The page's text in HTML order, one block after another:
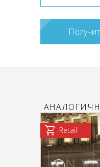
Retail